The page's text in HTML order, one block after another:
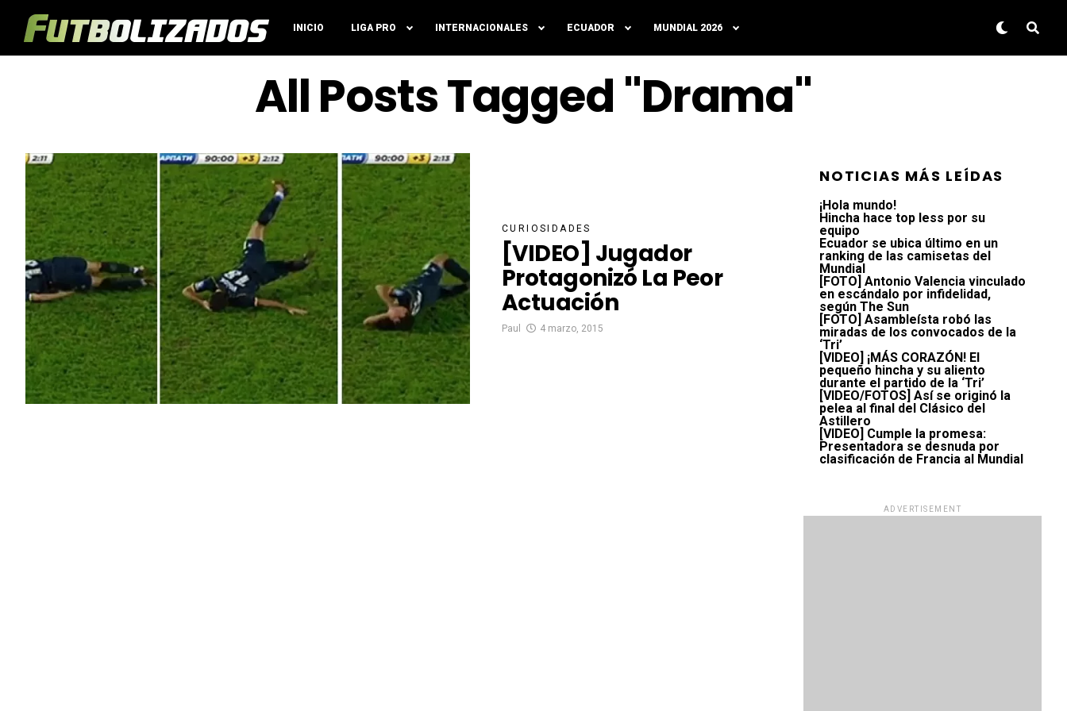
INICIO LIGA PRO INTERNACIONALES ECUADOR MUNDIAL 2026
All Posts Tagged "Drama"
CURIOSIDADES
[VIDEO] Jugador
Protagonizó La Peor
Actuación
Paul 4 marzo, 2015
NOTICIAS MÁS LEÍDAS
¡Hola mundo!
Hincha hace top less por su
equipo
Ecuador se ubica último en un
ranking de las camisetas del
Mundial
[FOTO] Antonio Valencia vinculado
en escándalo por infidelidad,
según The Sun
[FOTO] Asambleísta robó las
miradas de los convocados de la
‘Tri’
[VIDEO] ¡MÁS CORAZÓN! El
pequeño hincha y su aliento
durante el partido de la ‘Tri’
[VIDEO/FOTOS] Así se originó la
pelea al final del Clásico del
Astillero
[VIDEO] Cumple la promesa:
Presentadora se desnuda por
clasificación de Francia al Mundial
ADVERTISEMENT